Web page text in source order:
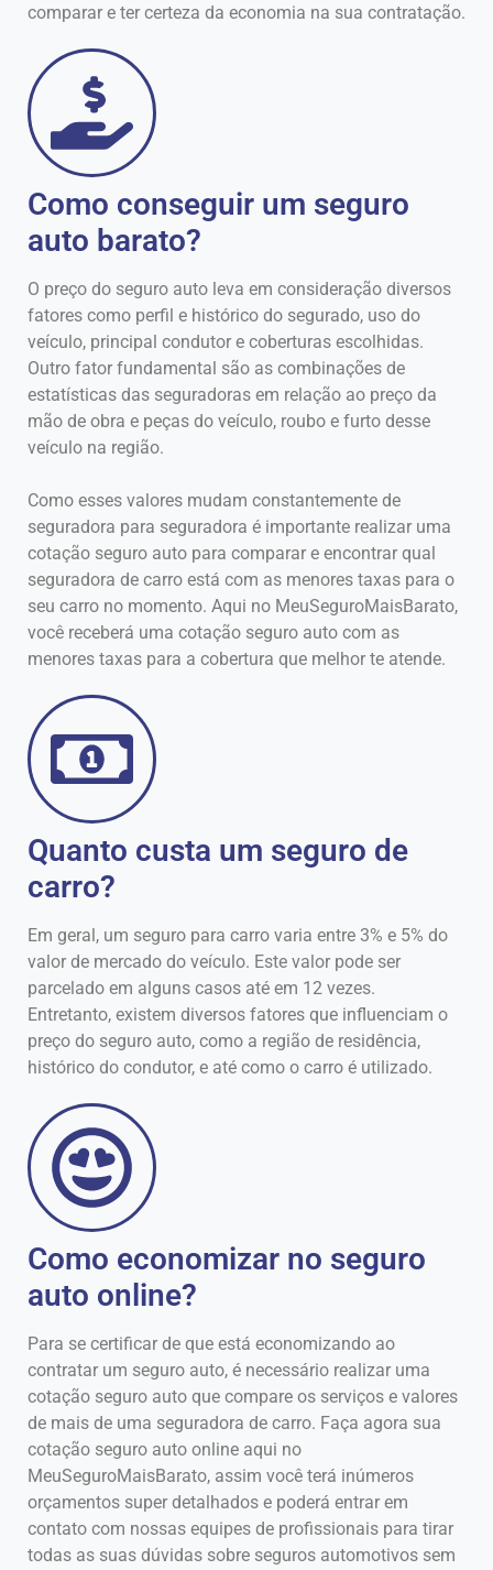
comparar e ter certeza da economia na sua contratação.
Como conseguir um seguro
auto barato?
O preço do seguro auto leva em consideração diversos
fatores como perfil e histórico do segurado, uso do
veículo, principal condutor e coberturas escolhidas.
Outro fator fundamental são as combinações de
estatísticas das seguradoras em relação ao preço da
mão de obra e peças do veículo, roubo e furto desse
veículo na região.
Como esses valores mudam constantemente de
seguradora para seguradora é importante realizar uma
cotação seguro auto para comparar e encontrar qual
seguradora de carro está com as menores taxas para o
seu carro no momento. Aqui no MeuSeguroMaisBarato,
você receberá uma cotação seguro auto com as
menores taxas para a cobertura que melhor te atende.
Quanto custa um seguro de
carro?
Em geral, um seguro para carro varia entre 3% e 5% do
valor de mercado do veículo. Este valor pode ser
parcelado em alguns casos até em 12 vezes.
Entretanto, existem diversos fatores que influenciam o
preço do seguro auto, como a região de residência,
histórico do condutor, e até como o carro é utilizado.
Como economizar no seguro
auto online?
Para se certificar de que está economizando ao
contratar um seguro auto, é necessário realizar uma
cotação seguro auto que compare os serviços e valores
de mais de uma seguradora de carro. Faça agora sua
cotação seguro auto online aqui no
MeuSeguroMaisBarato, assim você terá inúmeros
orçamentos super detalhados e poderá entrar em
contato com nossas equipes de profissionais para tirar
todas as suas dúvidas sobre seguros automotivos sem